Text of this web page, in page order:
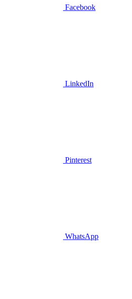
Facebook
LinkedIn
Pinterest
WhatsApp